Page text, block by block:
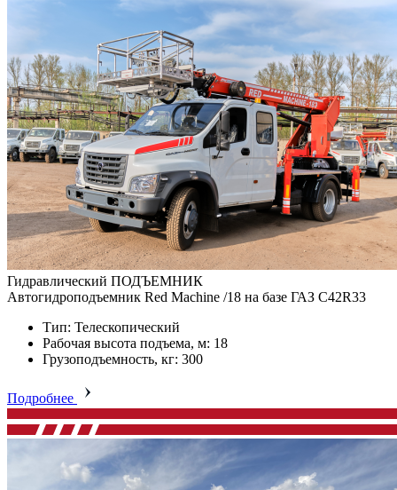
Гидравлический ПОДЪЕМНИК
Автогидроподъемник Red Machine /18 на базе ГАЗ C42R33
Тип: Телескопический
Рабочая высота подъема, м: 18
Грузоподъемность, кг: 300
Подробнее